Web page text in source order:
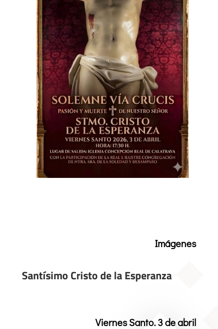
Imágenes
Santísimo Cristo de la Esperanza
Viernes Santo. 3 de abril